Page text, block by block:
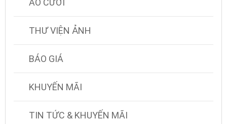
ÁO CƯỚI
THƯ VIỆN ẢNH
BÁO GIÁ
KHUYẾN MÃI
TIN TỨC & KHUYẾN MÃI